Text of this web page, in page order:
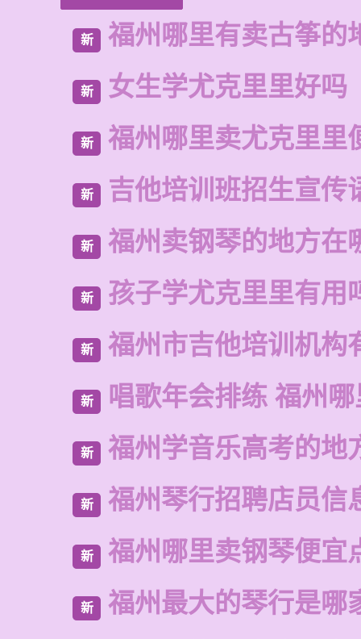
新 福州哪里有卖古筝的
新 女生学尤克里里好吗
新 福州哪里卖尤克里里
新 吉他培训班招生宣传
新 福州卖钢琴的地方在
新 孩子学尤克里里有用
新 福州市吉他培训机构
新 唱歌年会排练 福州
新 福州学音乐高考的地
新 福州琴行招聘店员信
新 福州哪里卖钢琴便宜
新 福州最大的琴行是哪